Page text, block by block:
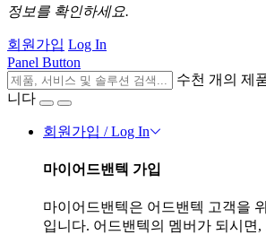
정보를 확인하세요.
회원가입 Log In
Panel Button
수천 개의 제
니다
회원가입 / Log In
마이어드밴텍 가입
마이어드밴텍은 어드밴텍 고객을
입니다. 어드밴텍의 멤버가 되시면,